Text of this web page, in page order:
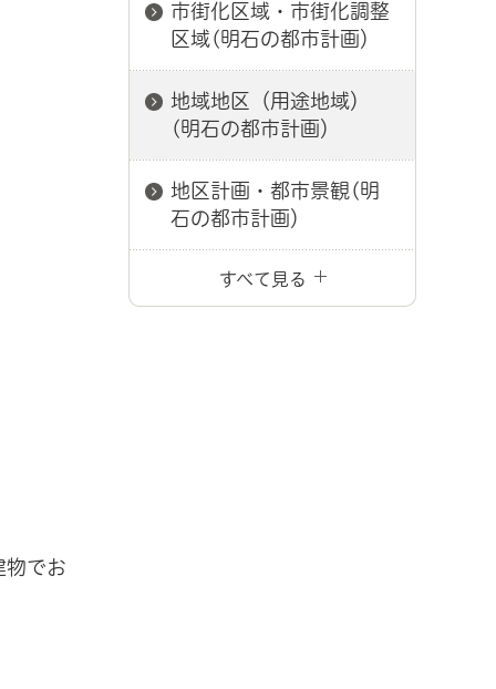
物でお
市街化区域・市街化調整
区域(明石の都市計画）
地域地区（用途地域）
(明石の都市計画）
地区計画・都市景観(明
石の都市計画）
すべて見る